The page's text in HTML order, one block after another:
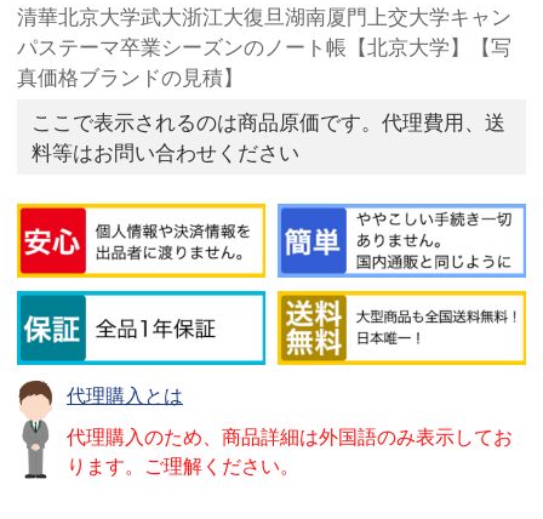
清華北京大学武大浙江大復旦湖南厦門上交大学キャン
パステーマ卒業シーズンのノート帳【北京大学】【写
真価格ブランドの見積】
ここで表示されるのは商品原価です。代理費用、送
料等はお問い合わせください
代理購入とは
代理購入のため、商品詳細は外国語のみ表示してお
ります。ご理解ください。